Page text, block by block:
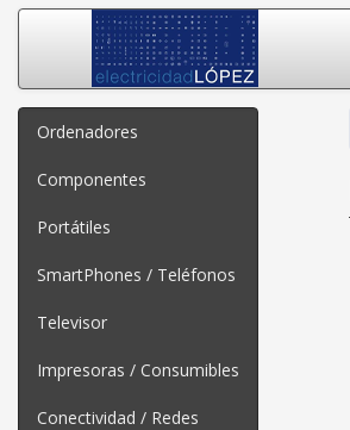
Ordenadores
Componentes
Portátiles
SmartPhones / Teléfonos
Televisor
Impresoras / Consumibles
Conectividad / Redes